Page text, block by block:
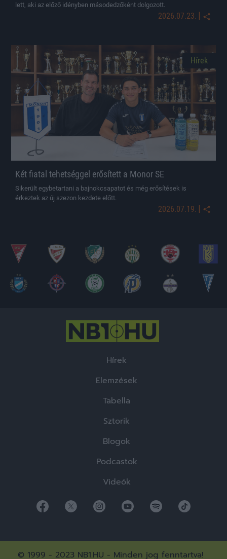
lett, aki az előző idényben másodedzőként dolgozott.
2026.07.23. |
Hírek
Két fiatal tehetséggel erősített a Monor SE
Sikerült egybetartani a bajnokcsapatot és még erősítések is
érkeztek az új szezon kezdete előtt.
2026.07.19. |
Hírek
Elemzések
Tabella
Sztorik
Blogok
Podcastok
Videók
© 1999 - 2023 NB1.HU - Minden jog fenntartva!